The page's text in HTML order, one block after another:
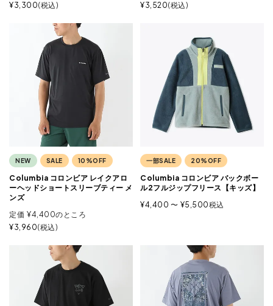
¥3,300 税込
¥3,520 税込
NEW SALE 10%OFF
Columbia コロンビア レイクアロ
ーヘッドショートスリーブティー メ
ンズ
定価 ¥4,400のところ
¥3,960 税込
一部SALE 20%OFF
Columbia コロンビア バックボー
ル2フルジップフリース【キッズ】
¥4,400 〜 ¥5,500税込